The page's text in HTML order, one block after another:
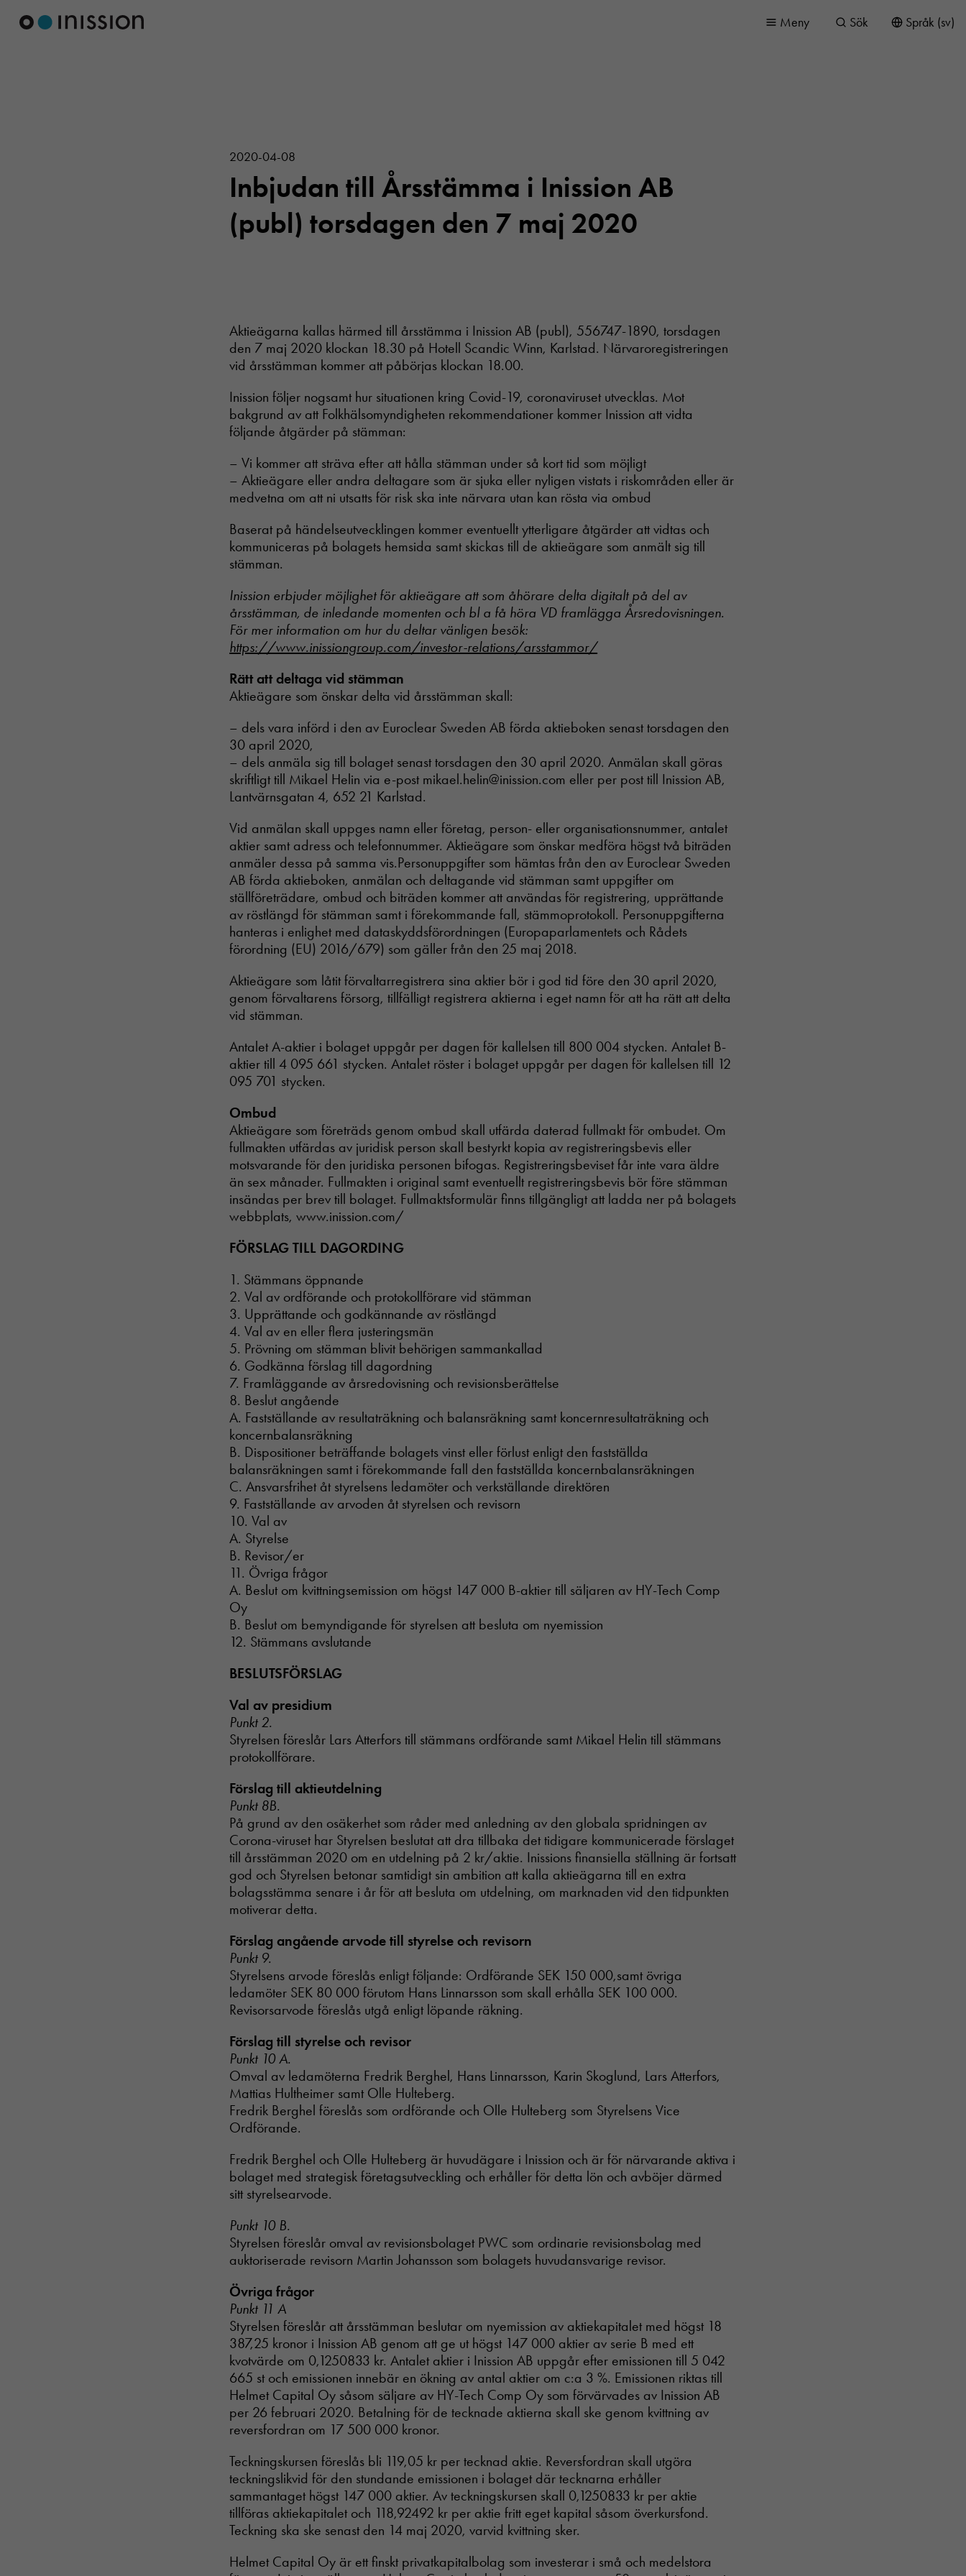
Språk (sv)
Sök
Meny
2020-04-08
Inbjudan till Årsstämma i Inission AB
(publ) torsdagen den 7 maj 2020
Aktieägarna kallas härmed till årsstämma i Inission AB (publ), 556747-1890, torsdagen
den 7 maj 2020 klockan 18.30 på Hotell Scandic Winn, Karlstad. Närvaroregistreringen
vid årsstämman kommer att påbörjas klockan 18.00.
Inission följer nogsamt hur situationen kring Covid-19, coronaviruset utvecklas. Mot
bakgrund av att Folkhälsomyndigheten rekommendationer kommer Inission att vidta
följande åtgärder på stämman:
– Vi kommer att sträva efter att hålla stämman under så kort tid som möjligt
– Aktieägare eller andra deltagare som är sjuka eller nyligen vistats i riskområden eller är
medvetna om att ni utsatts för risk ska inte närvara utan kan rösta via ombud
Baserat på händelseutvecklingen kommer eventuellt ytterligare åtgärder att vidtas och
kommuniceras på bolagets hemsida samt skickas till de aktieägare som anmält sig till
stämman.
Inission erbjuder möjlighet för aktieägare att som åhörare delta digitalt på del av
årsstämman, de inledande momenten och bl a få höra VD framlägga Årsredovisningen.
För mer information om hur du deltar vänligen besök:
https://www.inissiongroup.com/investor-relations/arsstammor/
Rätt att deltaga vid stämman
Aktieägare som önskar delta vid årsstämman skall:
– dels vara införd i den av Euroclear Sweden AB förda aktieboken senast torsdagen den
30 april 2020,
– dels anmäla sig till bolaget senast torsdagen den 30 april 2020. Anmälan skall göras
skriftligt till Mikael Helin via e-post mikael.helin@inission.com eller per post till Inission AB,
Lantvärnsgatan 4, 652 21 Karlstad.
Vid anmälan skall uppges namn eller företag, person- eller organisationsnummer, antalet
aktier samt adress och telefonnummer. Aktieägare som önskar medföra högst två biträden
anmäler dessa på samma vis.Personuppgifter som hämtas från den av Euroclear Sweden
AB förda aktieboken, anmälan och deltagande vid stämman samt uppgifter om
ställföreträdare, ombud och biträden kommer att användas för registrering, upprättande
av röstlängd för stämman samt i förekommande fall, stämmoprotokoll. Personuppgifterna
hanteras i enlighet med dataskyddsförordningen (Europaparlamentets och Rådets
förordning (EU) 2016/679) som gäller från den 25 maj 2018.
Aktieägare som låtit förvaltarregistrera sina aktier bör i god tid före den 30 april 2020,
genom förvaltarens försorg, tillfälligt registrera aktierna i eget namn för att ha rätt att delta
vid stämman.
Antalet A-aktier i bolaget uppgår per dagen för kallelsen till 800 004 stycken. Antalet B-
aktier till 4 095 661 stycken. Antalet röster i bolaget uppgår per dagen för kallelsen till 12
095 701 stycken.
Ombud
Aktieägare som företräds genom ombud skall utfärda daterad fullmakt för ombudet. Om
fullmakten utfärdas av juridisk person skall bestyrkt kopia av registreringsbevis eller
motsvarande för den juridiska personen bifogas. Registreringsbeviset får inte vara äldre
än sex månader. Fullmakten i original samt eventuellt registreringsbevis bör före stämman
insändas per brev till bolaget. Fullmaktsformulär finns tillgängligt att ladda ner på bolagets
webbplats, www.inission.com/
FÖRSLAG TILL DAGORDING
1. Stämmans öppnande
2. Val av ordförande och protokollförare vid stämman
3. Upprättande och godkännande av röstlängd
4. Val av en eller flera justeringsmän
5. Prövning om stämman blivit behörigen sammankallad
6. Godkänna förslag till dagordning
7. Framläggande av årsredovisning och revisionsberättelse
8. Beslut angående
A. Fastställande av resultaträkning och balansräkning samt koncernresultaträkning och
koncernbalansräkning
B. Dispositioner beträffande bolagets vinst eller förlust enligt den fastställda
balansräkningen samt i förekommande fall den fastställda koncernbalansräkningen
C. Ansvarsfrihet åt styrelsens ledamöter och verkställande direktören
9. Fastställande av arvoden åt styrelsen och revisorn
10. Val av
A. Styrelse
B. Revisor/er
11. Övriga frågor
A. Beslut om kvittningsemission om högst 147 000 B-aktier till säljaren av HY-Tech Comp
Oy
B. Beslut om bemyndigande för styrelsen att besluta om nyemission
12. Stämmans avslutande
BESLUTSFÖRSLAG
Val av presidium
Punkt 2.
Styrelsen föreslår Lars Atterfors till stämmans ordförande samt Mikael Helin till stämmans
protokollförare.
Förslag till aktieutdelning
Punkt 8B.
På grund av den osäkerhet som råder med anledning av den globala spridningen av
Corona-viruset har Styrelsen beslutat att dra tillbaka det tidigare kommunicerade förslaget
till årsstämman 2020 om en utdelning på 2 kr/aktie. Inissions finansiella ställning är fortsatt
god och Styrelsen betonar samtidigt sin ambition att kalla aktieägarna till en extra
bolagsstämma senare i år för att besluta om utdelning, om marknaden vid den tidpunkten
motiverar detta.
Förslag angående arvode till styrelse och revisorn
Punkt 9.
Styrelsens arvode föreslås enligt följande: Ordförande SEK 150 000,samt övriga
ledamöter SEK 80 000 förutom Hans Linnarsson som skall erhålla SEK 100 000.
Revisorsarvode föreslås utgå enligt löpande räkning.
Förslag till styrelse och revisor
Punkt 10 A.
Omval av ledamöterna Fredrik Berghel, Hans Linnarsson, Karin Skoglund, Lars Atterfors,
Mattias Hultheimer samt Olle Hulteberg.
Fredrik Berghel föreslås som ordförande och Olle Hulteberg som Styrelsens Vice
Ordförande.
Fredrik Berghel och Olle Hulteberg är huvudägare i Inission och är för närvarande aktiva i
bolaget med strategisk företagsutveckling och erhåller för detta lön och avböjer därmed
sitt styrelsearvode.
Punkt 10 B.
Styrelsen föreslår omval av revisionsbolaget PWC som ordinarie revisionsbolag med
auktoriserade revisorn Martin Johansson som bolagets huvudansvarige revisor.
Övriga frågor
Punkt 11 A
Styrelsen föreslår att årsstämman beslutar om nyemission av aktiekapitalet med högst 18
387,25 kronor i Inission AB genom att ge ut högst 147 000 aktier av serie B med ett
kvotvärde om 0,1250833 kr. Antalet aktier i Inission AB uppgår efter emissionen till 5 042
665 st och emissionen innebär en ökning av antal aktier om c:a 3 %. Emissionen riktas till
Helmet Capital Oy såsom säljare av HY-Tech Comp Oy som förvärvades av Inission AB
per 26 februari 2020. Betalning för de tecknade aktierna skall ske genom kvittning av
reversfordran om 17 500 000 kronor.
Teckningskursen föreslås bli 119,05 kr per tecknad aktie. Reversfordran skall utgöra
teckningslikvid för den stundande emissionen i bolaget där tecknarna erhåller
sammantaget högst 147 000 aktier. Av teckningskursen skall 0,1250833 kr per aktie
tillföras aktiekapitalet och 118,92492 kr per aktie fritt eget kapital såsom överkursfond.
Teckning ska ske senast den 14 maj 2020, varvid kvittning sker.
Helmet Capital Oy är ett finskt privatkapitalbolag som investerar i små och medelstora
Dessa cookies
går inte att
välja bort. De
behövs för att
Statistik
improve the
website's
functionality
how the
website is
used.
För att vår
hemsida ska
prestera så
bra som
möjligt
under ditt
besök. Om
du nekar
kommer viss
funktionalitet
att försvinna
från
hemsidan.